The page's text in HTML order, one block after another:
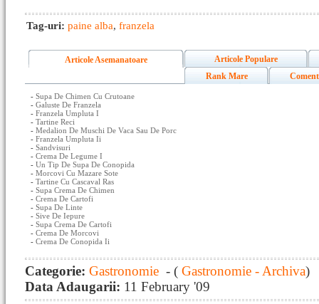
Tag-uri: paine alba, franzela
Articole Asemanatoare
Articole Populare
Rank Mare
- Supa De Chimen Cu Crutoane
- Galuste De Franzela
- Franzela Umpluta I
- Tartine Reci
- Medalion De Muschi De Vaca Sau De Porc
- Franzela Umpluta Ii
- Sandvisuri
- Crema De Legume I
- Un Tip De Supa De Conopida
- Morcovi Cu Mazare Sote
- Tartine Cu Cascaval Ras
- Supa Crema De Chimen
- Crema De Cartofi
- Supa De Linte
- Sive De Iepure
- Supa Crema De Cartofi
- Crema De Morcovi
- Crema De Conopida Ii
Categorie: Gastronomie - ( Gastronomie - Archiva)
Data Adaugarii: 11 February '09